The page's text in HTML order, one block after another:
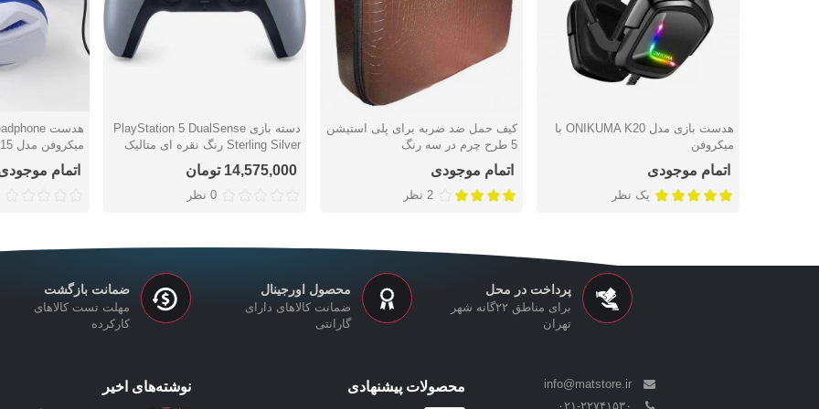
دوست داشتن
هدست بازی مدل ONIKUMA K20 با
میکروفن
اتمام موجودی
یک نظر
دوست داشتن
کیف حمل ضد ضربه برای پلی استیشن
5 طرح چرم در سه رنگ
اتمام موجودی
2 نظر
دوست داشتن
دسته بازی PlayStation 5 DualSense
Sterling Silver رنگ نقره ای متالیک
14,575,000 تومان
0 نظر
دوست
میکروفن مدل TY-0815
اتمام
پرداخت در محل
برای مناطق ۲۲گانه شهر
تهران
محصول اورجینال
ضمانت کالاهای دارای
گارانتی
ضمانت بازگشت
مهلت تست کالاهای
کارکرده
info@matstore.ir
محصولات پیشنهادی نوشته‌های اخیر